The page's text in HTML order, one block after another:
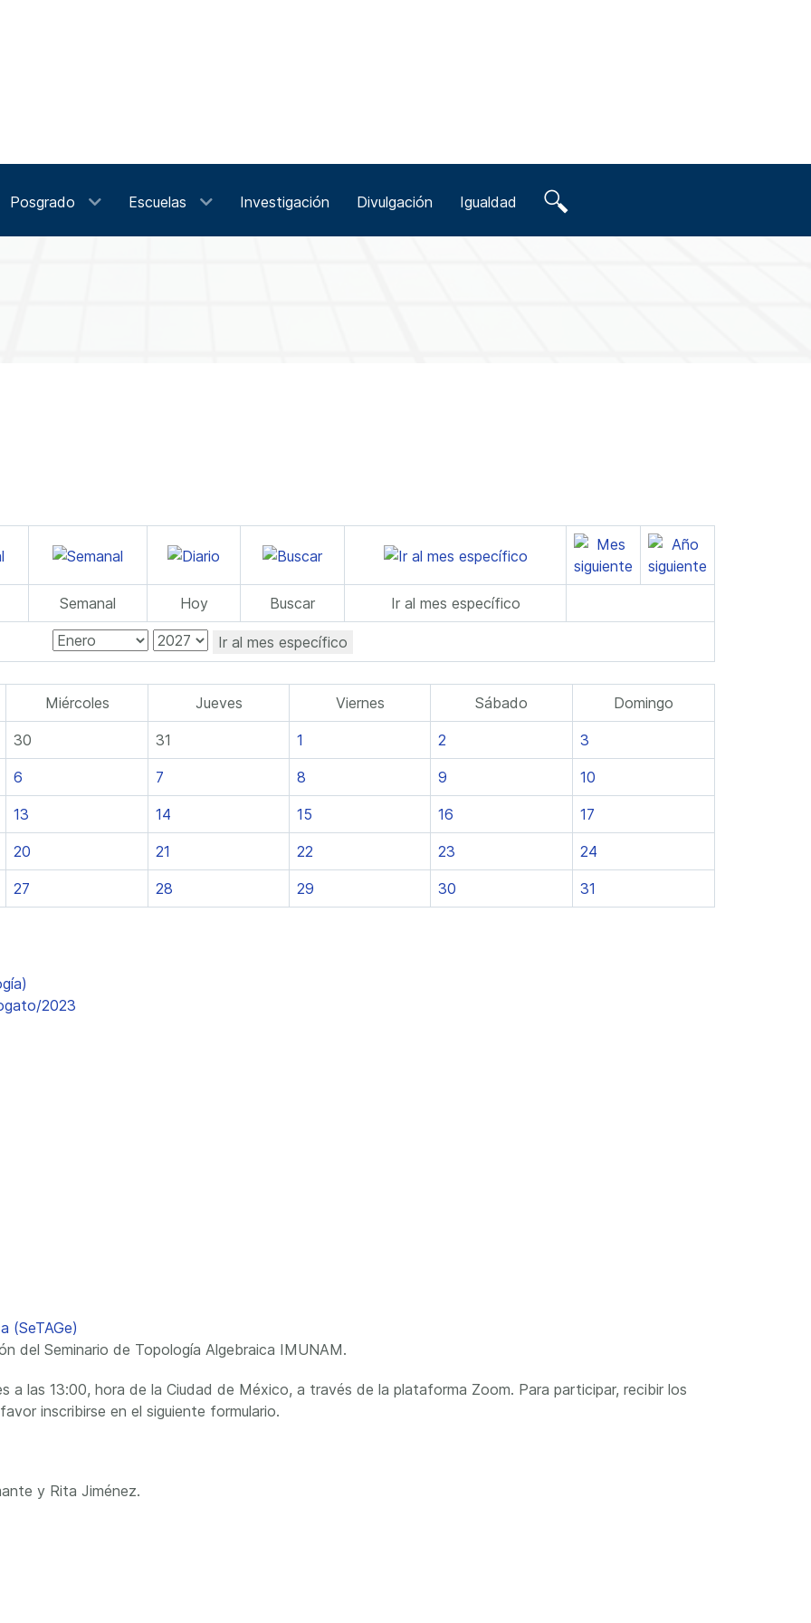
Posgrado Escuelas Investigación Divulgación Igualdad
Semanal Hoy Buscar Ir al mes específico
Ir al mes específico
Miércoles Jueves Viernes Sábado Domingo
30 31 1 2 3
6 7 8 9 10
13 14 15 16 17
20 21 22 23 24
27 28 29 30 31
2023
(SeTAGe)
del Seminario de Topología Algebraica IMUNAM.
a las 13:00, hora de la Ciudad de México, a través de la plataforma Zoom. Para participar, recibir los
inscribirse en el siguiente formulario.
y Rita Jiménez.